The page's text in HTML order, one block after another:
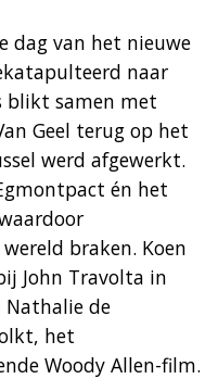
dag van het nieuwe
naar
blikt samen met
Geel terug op het
werd afgewerkt.
én het
braken. Koen
John Travolta in
de
het
Woody Allen-film.